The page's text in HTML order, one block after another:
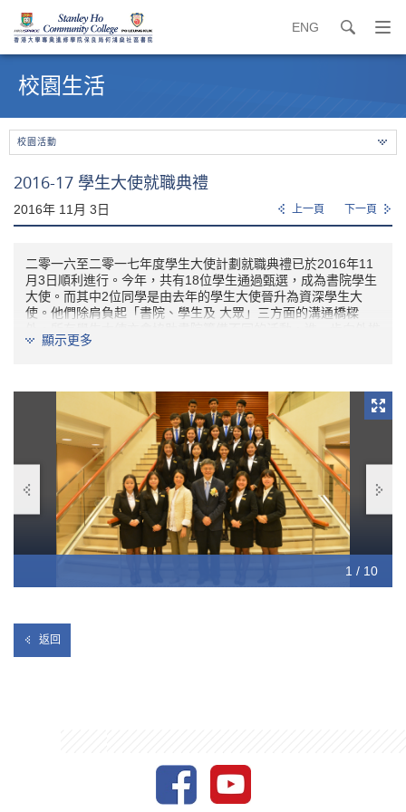
ENG search
打
開
始
校園生活
校園活動
2016-17 學生大使就職典禮
2016年 11月 3日 上一頁 下一頁
二零一六至二零一七年度學生大使計劃就職典禮已於2016年11
月3日順利進行。今年，共有18位學生通過甄選，成為書院學生
大使。而其中2位同學是由去年的學生大使晉升為資深學生大
使。他們除肩負起「書院、學生及 大眾」三方面的溝通橋樑
廣書院及課程。
顯示更多
1 / 10
2 / 10
3 / 10
4 / 10
5 / 10
6 / 10
7 / 10
8 / 10
9 / 10
10 / 10
返回